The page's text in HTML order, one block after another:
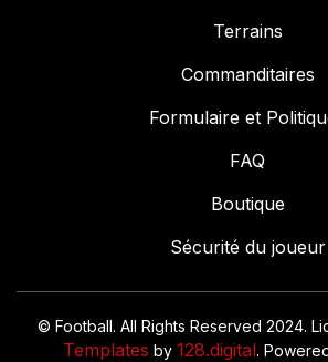
Terrains
Commanditaires
Formulaire et
FAQ
Boutique
Sécurité du joueur
© Football. All Rights Reserved 2024.
Templates by 128.digital.